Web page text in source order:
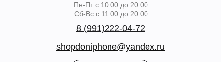
Пн-Пт с 10:00 до 20:00
Сб-Вс с 11:00 до 20:00
8 (991)222-04-72
shopdoniphone@yandex.ru